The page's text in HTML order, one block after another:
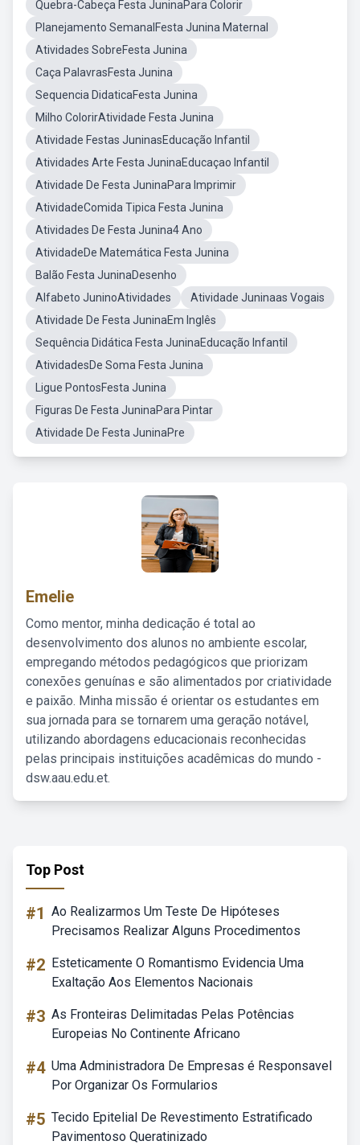
Quebra-Cabeça Festa JuninaPara Colorir
Planejamento SemanalFesta Junina Maternal
Atividades SobreFesta Junina
Caça PalavrasFesta Junina
Sequencia DidaticaFesta Junina
Milho ColorirAtividade Festa Junina
Atividade Festas JuninasEducação Infantil
Atividades Arte Festa JuninaEducaçao Infantil
Atividade De Festa JuninaPara Imprimir
AtividadeComida Tipica Festa Junina
Atividades De Festa Junina4 Ano
AtividadeDe Matemática Festa Junina
Balão Festa JuninaDesenho
Alfabeto JuninoAtividades
Atividade Juninaas Vogais
Atividade De Festa JuninaEm Inglês
Sequência Didática Festa JuninaEducação Infantil
AtividadesDe Soma Festa Junina
Ligue PontosFesta Junina
Figuras De Festa JuninaPara Pintar
Atividade De Festa JuninaPre
Emelie
Como mentor, minha dedicação é total ao
desenvolvimento dos alunos no ambiente escolar,
empregando métodos pedagógicos que priorizam
conexões genuínas e são alimentados por criatividade
e paixão. Minha missão é orientar os estudantes em
sua jornada para se tornarem uma geração notável,
utilizando abordagens educacionais reconhecidas
pelas principais instituições acadêmicas do mundo -
dsw.aau.edu.et.
Top Post
#1 Ao Realizarmos Um Teste De Hipóteses
Precisamos Realizar Alguns Procedimentos
#2 Esteticamente O Romantismo Evidencia Uma
Exaltação Aos Elementos Nacionais
#3 As Fronteiras Delimitadas Pelas Potências
Europeias No Continente Africano
#4 Uma Administradora De Empresas é Responsavel
Por Organizar Os Formularios
#5 Tecido Epitelial De Revestimento Estratificado
Pavimentoso Queratinizado